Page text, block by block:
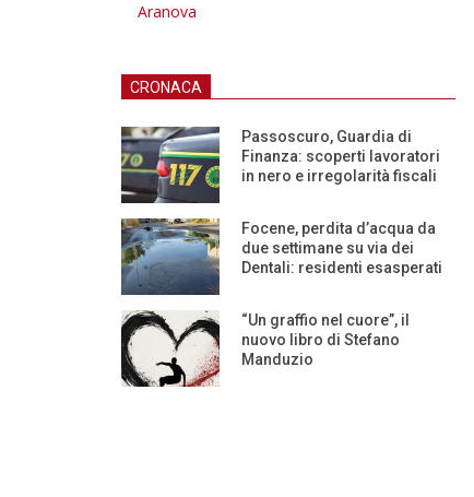
Aranova
CRONACA
Passoscuro, Guardia di
Finanza: scoperti lavoratori
in nero e irregolarità fiscali
Focene, perdita d’acqua da
due settimane su via dei
Dentali: residenti esasperati
“Un graffio nel cuore”, il
nuovo libro di Stefano
Manduzio